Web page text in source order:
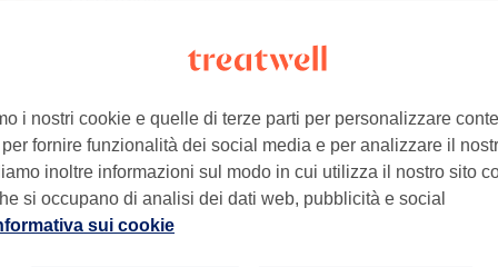
€ 80
i nostri cookie e quelle di terze parti per personalizzare
fornire funzionalità dei social media e per analizzare il
inoltre informazioni sul modo in cui utilizza il nostro sito
si occupano di analisi dei dati web, pubblicità e social
sui cookie